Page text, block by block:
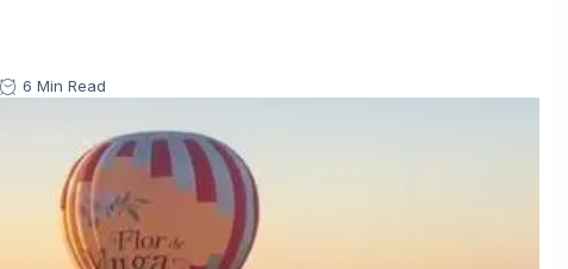
6 Min Read